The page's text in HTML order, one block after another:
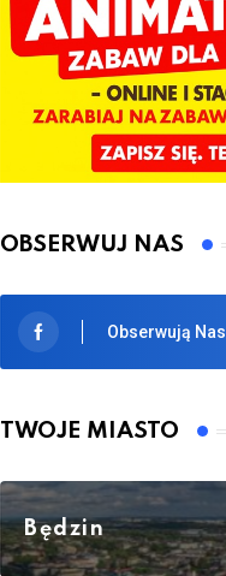
OBSERWUJ NAS
Obserwują Nas
TWOJE MIASTO
Będzin